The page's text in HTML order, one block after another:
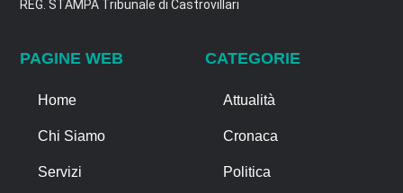
REG. STAMPA Tribunale di Castrovillari
PAGINE WEB
Home
Chi Siamo
Servizi
CATEGORIE
Attualità
Cronaca
Politica